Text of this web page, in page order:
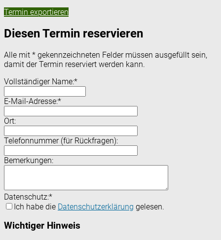
Termin exportieren
Diesen Termin reservieren
Alle mit * gekennzeichneten Felder müssen ausgefüllt sein,
damit der Termin reserviert werden kann.
Vollständiger Name:*
E-Mail-Adresse:*
Ort:
Telefonnummer (für Rückfragen):
Bemerkungen:
Datenschutz:*
Ich habe die Datenschutzerklärung gelesen.
Wichtiger Hinweis